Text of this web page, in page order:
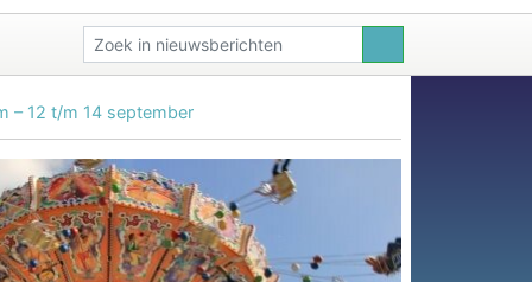
– 12 t/m 14 september